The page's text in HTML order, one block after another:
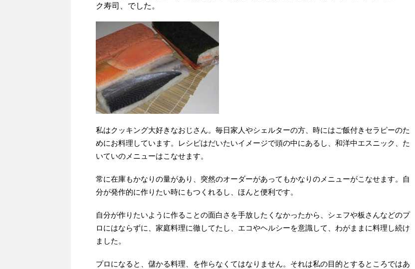
ク寿司、でした。
私はクッキング大好きなおじさん。毎日家人やシェルターの方、時にはご飯付きセラピーのた
めにお料理しています。レシピはだいたいイメージで頭の中にあるし、和洋中エスニック、た
いていのメニューはこなせます。
常に在庫もかなりの量があり、突然のオーダーがあってもかなりのメニューがこなせます。自
分が発作的に作りたい時にもつくれるし、ほんと便利です。
自分が作りたいように作ることの面白さを手放したくなかったから、シェフや板さんなどのプ
ロにはならずに、家庭料理に徹してたし、エコやヘルシーを意識して、わがままに料理し続け
ました。
プロになると、儲かる料理、を作らなくてはなりません。それは私の目的とするところではあ